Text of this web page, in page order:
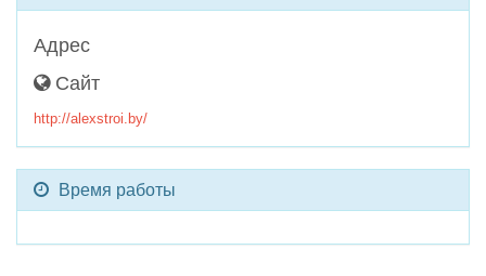
Адрес
Сайт
http://alexstroi.by/
Время работы